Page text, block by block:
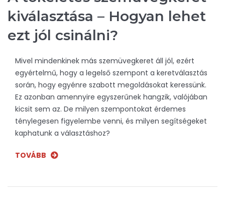
kiválasztása – Hogyan lehet
ezt jól csinálni?
Mivel mindenkinek más szemüvegkeret áll jól, ezért
egyértelmű, hogy a legelső szempont a keretválasztás
során, hogy egyénre szabott megoldásokat keressünk.
Ez azonban amennyire egyszerűnek hangzik, valójában
kicsit sem az. De milyen szempontokat érdemes
ténylegesen figyelembe venni, és milyen segítségeket
kaphatunk a választáshoz?
TOVÁBB